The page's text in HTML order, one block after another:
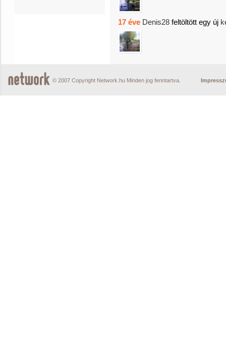
17 éve Denis28 feltöltött egy új
© 2007 Copyright Network.hu Minden jog fenntartva.